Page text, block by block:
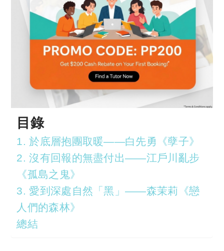
目錄
1. 於底層抱團取暖——白先勇《孽子》
2. 沒有回報的無盡付出——江戶川亂步
《孤島之鬼》
3. 愛到深處自然「黑」——森茉莉《戀
人們的森林》
總結